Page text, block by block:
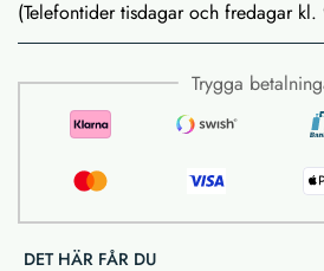
(Telefontider tisdagar och fredagar
Trygga
DET HÄR FÅR DU